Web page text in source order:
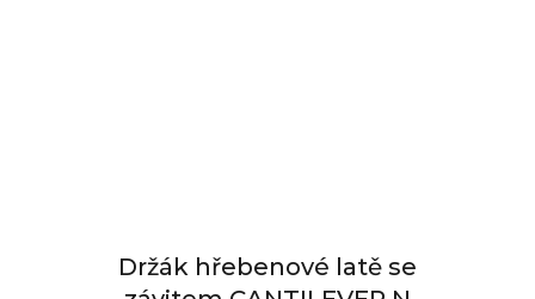
Držák hřebenové latě se